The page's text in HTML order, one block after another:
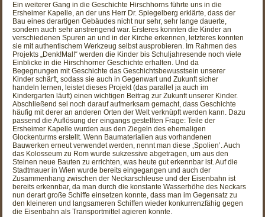
Ein weiterer Gang in die Geschichte Hirschhorns führte uns in die
Ersheimer Kapelle, an der uns Herr Dr. Spiegelberg erklärte, dass der
Bau eines derartigen Gebäudes nicht nur sehr, sehr lange dauerte,
sondern auch sehr anstrengend war. Ersteres konnten die Kinder an
verschiedenen Spuren an und in der Kirche erkennen, letzteres konnten
sie mit authentischem Werkzeug selbst ausprobieren. Im Rahmen des
Projekts „Denk!Mal!“ werden die Kinder bis Schuljahresende noch viele
Einblicke in die Hirschhorner Geschichte erhalten. Und da
Begegnungen mit Geschichte das Geschichtsbewusstsein unserer
Kinder schärft, sodass sie auch in Gegenwart und Zukunft sicher
handeln lernen, leistet dieses Projekt (das parallel ja auch im
Kindergarten läuft) einen wichtigen Beitrag zur Zukunft unserer Kinder.
Abschließend sei noch darauf aufmerksam gemacht, dass Geschichte
häufig mit derer an anderen Orten der Welt verknüpft werden kann. Dazu
passend die Auflösung der eingangs gestellten Frage: Teile der
Ersheimer Kapelle wurden aus den Ziegeln des ehemaligen
Glockenturms erstellt. Wenn Baumaterialien aus vorhandenen
Bauwerken erneut verwendet werden, nennt man diese ‚Spolien’. Auch
das Kolosseum zu Rom wurde sukzessive abgetragen, um aus den
Steinen neue Bauten zu errichten, was heute gut erkennbar ist. Auf die
Stadtmauer in Wien wurde bereits eingegangen und auch der
Zusammenhang zwischen der Neckarschleuse und der Eisenbahn ist
bereits erkennbar, da man durch die konstante Wasserhöhe des Neckars
nun derart große Schiffe einsetzen konnte, dass man im Gegensatz zu
den kleineren und langsameren Schiffen wieder konkurrenzfähig gegen
die Eisenbahn als Transportmittel agieren konnte.